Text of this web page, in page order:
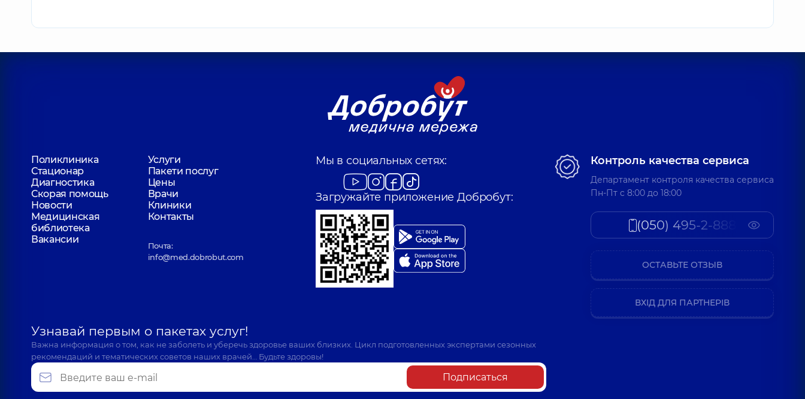
Поликлиника
Услуги
Стационар
Пакети послуг
Диагностика
Цены
Скорая помощь
Врачи
Новости
Клиники
Медицинская
библиотека
Контакты
Вакансии
Почта:
info@med.dobrobut.com
Мы в социальных сетях:
Загружайте приложение Добробут:
Узнавай первым о пакетах услуг!
Важна информация о том, как не заболеть и уберечь здоровье ваших близких. Цикл подготовленных экспертами сезонных
рекомендаций и тематических советов наших врачей… Будьте здоровы!
Подписаться
Контроль качества сервиса
Департамент контроля качества сервиса
Пн-Пт c 8:00 до 18:00
(050) 495-2-888
ОСТАВЬТЕ ОТЗЫВ
ВХІД ДЛЯ ПАРТНЕРІВ